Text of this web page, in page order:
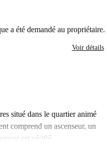
a été demandé au propriétaire.
Voir détails
situé dans le quartier animé
comprend un ascenseur, un
est vérifié